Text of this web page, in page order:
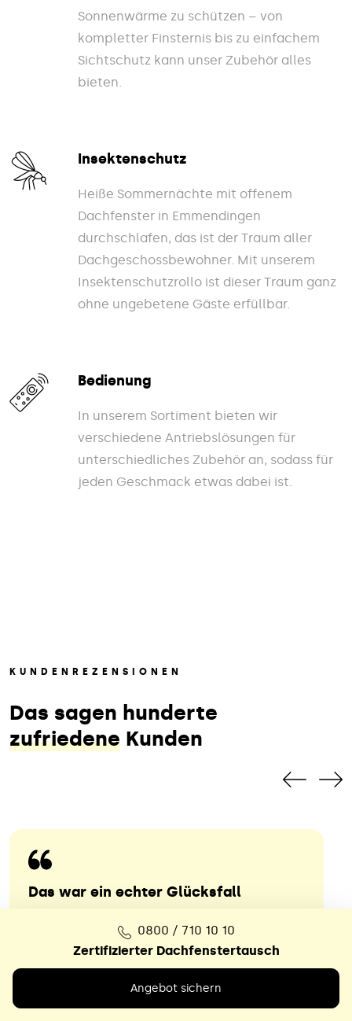
Sonnenwärme zu schützen – von
kompletter Finsternis bis zu einfachem
Sichtschutz kann unser Zubehör alles
bieten.
Insektenschutz
Heiße Sommernächte mit offenem
Dachfenster in Emmendingen
durchschlafen, das ist der Traum aller
Dachgeschossbewohner. Mit unserem
Insektenschutzrollo ist dieser Traum ganz
ohne ungebetene Gäste erfüllbar.
Bedienung
In unserem Sortiment bieten wir
verschiedene Antriebslösungen für
unterschiedliches Zubehör an, sodass für
jeden Geschmack etwas dabei ist.
KUNDENREZENSIONEN
Das sagen hunderte
zufriedene Kunden
Das war ein echter Glücksfall
Nach dem völlig überzogenen
Kostenvoranschlag eines örtlichen
Dachdeckerbetriebs hat sich der Meister,
vielleicht wegen kritischer Rückfragen,
0800 / 710 10 10
Zertifizierter Dachfenstertausch
Angebot sichern